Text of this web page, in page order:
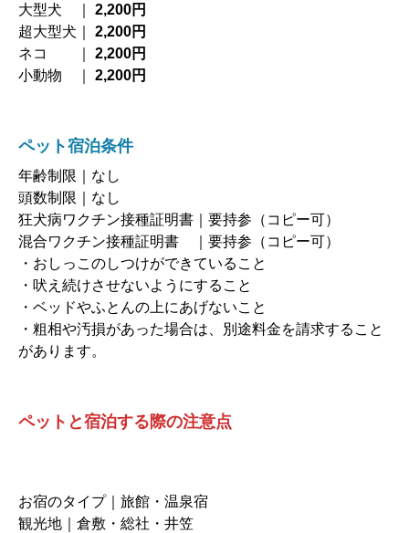
大型犬 ｜ 2,200円
超大型犬｜ 2,200円
ネコ ｜ 2,200円
小動物 ｜ 2,200円
ペット宿泊条件
年齢制限｜なし
頭数制限｜なし
狂犬病ワクチン接種証明書｜要持参（コピー可）
混合ワクチン接種証明書 ｜要持参（コピー可）
・おしっこのしつけができていること
・吠え続けさせないようにすること
・ベッドやふとんの上にあげないこと
・粗相や汚損があった場合は、別途料金を請求すること
があります。
ペットと宿泊する際の注意点
お宿のタイプ｜旅館・温泉宿
観光地｜倉敷・総社・井笠